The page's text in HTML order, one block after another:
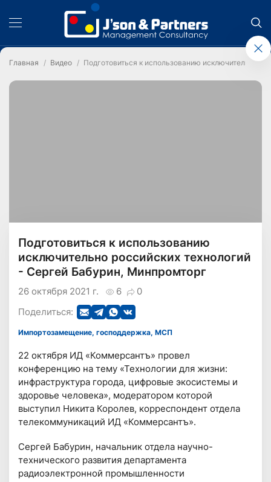
Главная Видео Подготовиться к использованию исключительно
Подготовиться к использованию
исключительно российских технологий
- Сергей Бабурин, Минпромторг
6 0
26 октября 2021 г.
Поделиться:
Импортозамещение, господдержка, МСП
22 октября ИД «Коммерсантъ» провел
конференцию на тему «Технологии для жизни:
инфраструктура города, цифровые экосистемы и
здоровье человека», модератором которой
выступил Никита Королев, корреспондент отдела
телекоммуникаций ИД «Коммерсантъ».
Сергей Бабурин, начальник отдела научно-
технического развития департамента
радиоэлектронной промышленности